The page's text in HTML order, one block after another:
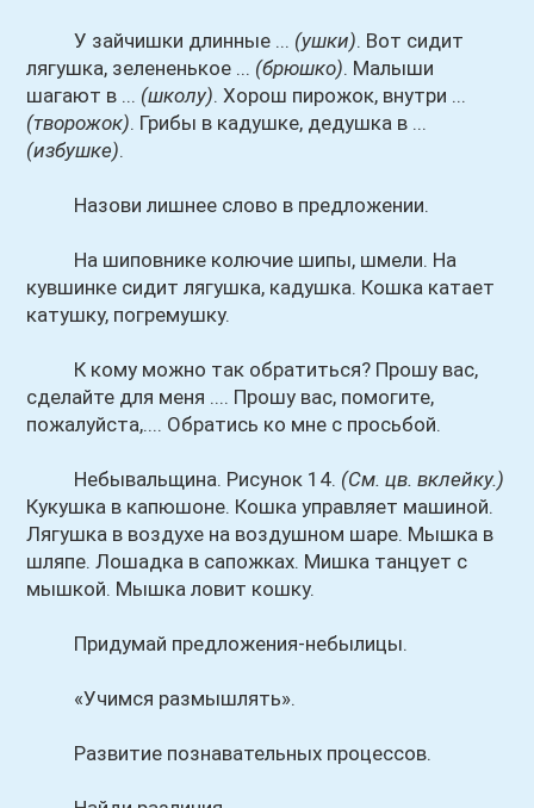
У зайчишки длинные ... (ушки). Вот сидит
лягушка, зелененькое ... (брюшко). Малыши
шагают в ... (школу). Хорош пирожок, внутри ...
(творожок). Грибы в кадушке, дедушка в ...
(избушке).
Назови лишнее слово в предложении.
На шиповнике колючие шипы, шмели. На
кувшинке сидит лягушка, кадушка. Кошка катает
катушку, погремушку.
К кому можно так обратиться? Прошу вас,
сделайте для меня .... Прошу вас, помогите,
пожалуйста,.... Обратись ко мне с просьбой.
Небывальщина. Рисунок 14. (См. цв. вклейку.)
Кукушка в капюшоне. Кошка управляет машиной.
Лягушка в воздухе на воздушном шаре. Мышка в
шляпе. Лошадка в сапожках. Мишка танцует с
мышкой. Мышка ловит кошку.
Придумай предложения-небылицы.
«Учимся размышлять».
Развитие познавательных процессов.